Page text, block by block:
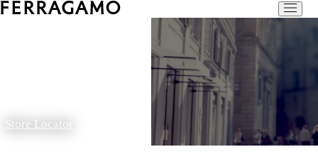
Store Locator